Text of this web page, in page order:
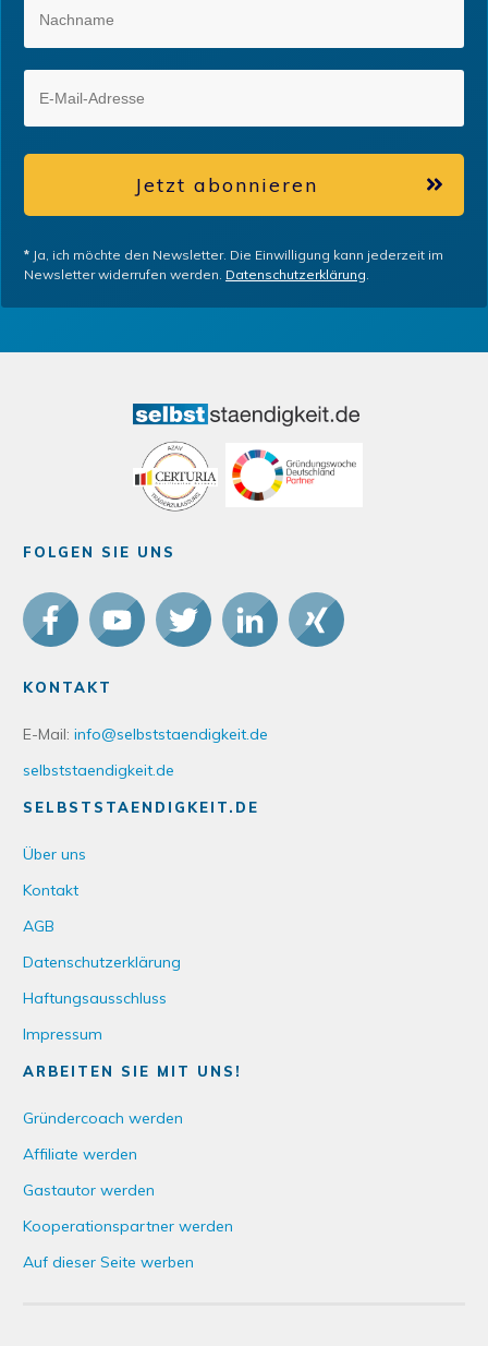
Jetzt abonnieren
* Ja, ich möchte den Newsletter. Die Einwilligung kann jederzeit im
Newsletter widerrufen werden. Datenschutzerklärung
FOLGEN SIE UNS
KONTAKT
E-Mail: info@selbststaendigkeit.de
selbststaendigkeit.de
SELBSTSTAENDIGKEIT.DE
Über uns
Kontakt
AGB
Datenschutzerklärung
Haftungsausschluss
Impressum
ARBEITEN SIE MIT UNS!
Gründercoach werden
Affiliate werden
Gastautor werden
Kooperationspartner werden
Auf dieser Seite werben